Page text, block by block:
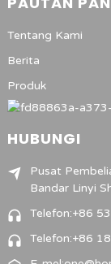
Tentang Kami
Berita
Produk
HUBUNGI
Pusat
Bandar Linyi
Telefon:+86
Telefon:+86